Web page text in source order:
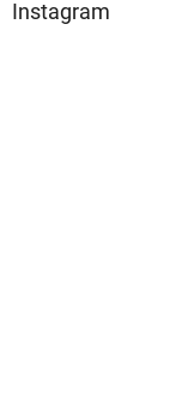
Instagram